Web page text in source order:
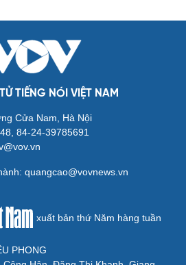
TIẾNG NÓI VIỆT NAM
Cửa Nam, Hà Nội
84-24-39785691
quangcao@vovnews.vn
xuất bản thứ Năm hàng tuần
PHONG